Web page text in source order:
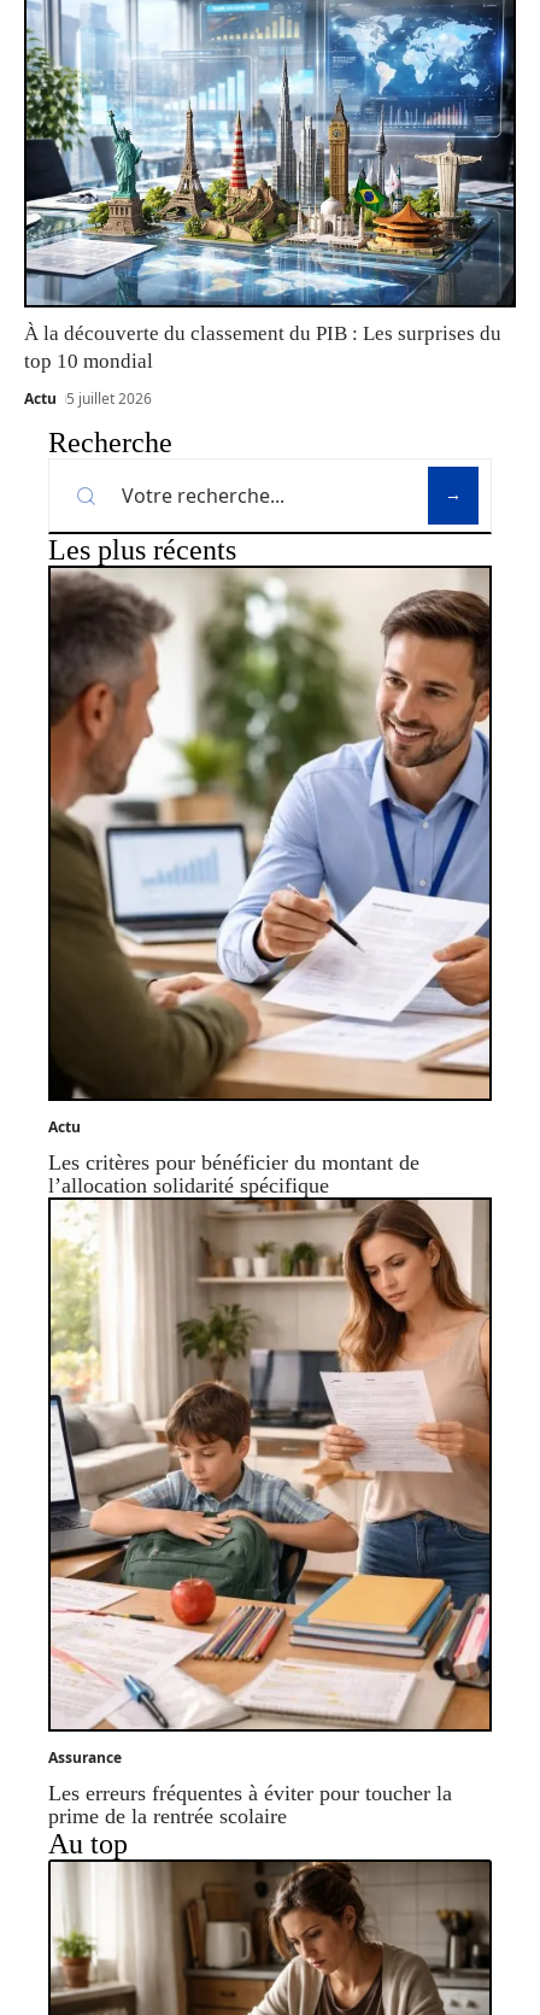
À la découverte du classement du PIB : Les surprises du
top 10 mondial
Actu 5 juillet 2026
Recherche
Les plus récents
Actu
Les critères pour bénéficier du montant de
l’allocation solidarité spécifique
Assurance
Les erreurs fréquentes à éviter pour toucher la
prime de la rentrée scolaire
Au top